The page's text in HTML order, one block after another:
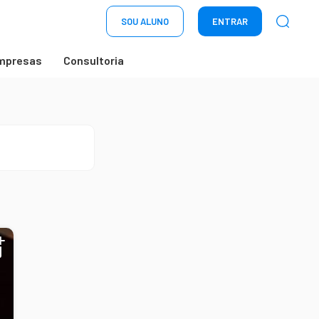
SOU ALUNO ENTRAR
Consultoria